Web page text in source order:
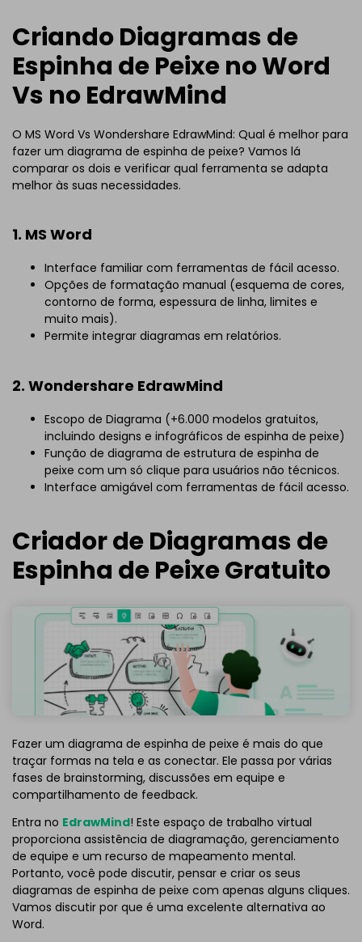
Criando Diagramas de
Espinha de Peixe no Word
Vs no EdrawMind
O MS Word Vs Wondershare EdrawMind: Qual é melhor para
fazer um diagrama de espinha de peixe? Vamos lá
comparar os dois e verificar qual ferramenta se adapta
melhor às suas necessidades.
1. MS Word
Interface familiar com ferramentas de fácil acesso.
Opções de formatação manual (esquema de cores,
contorno de forma, espessura de linha, limites e
muito mais).
Permite integrar diagramas em relatórios.
2. Wondershare EdrawMind
Escopo de Diagrama (+6.000 modelos gratuitos,
incluindo designs e infográficos de espinha de peixe)
Função de diagrama de estrutura de espinha de
peixe com um só clique para usuários não técnicos.
Interface amigável com ferramentas de fácil acesso.
Criador de Diagramas de
Espinha de Peixe Gratuito
Fazer um diagrama de espinha de peixe é mais do que
traçar formas na tela e as conectar. Ele passa por várias
fases de brainstorming, discussões em equipe e
compartilhamento de feedback.
Entra no EdrawMind! Este espaço de trabalho virtual
proporciona assistência de diagramação, gerenciamento
de equipe e um recurso de mapeamento mental.
Portanto, você pode discutir, pensar e criar os seus
diagramas de espinha de peixe com apenas alguns cliques.
Vamos discutir por que é uma excelente alternativa ao
Word.